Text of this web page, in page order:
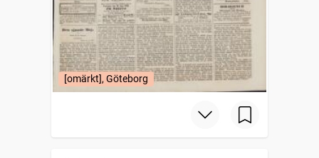
[omärkt], Göteborg